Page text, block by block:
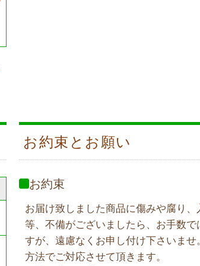
お約束とお願い
お約束
お届け致しました商品に傷みや腐り、
等、不備がございましたら、お手数で
すが、遠慮なくお申し付け下さいませ
方法でご対応させて頂きます。